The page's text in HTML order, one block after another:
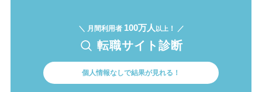
＼ 月間利用者 100万人 以上！ ／
転職サイト診断
個人情報なしで結果が見れる！